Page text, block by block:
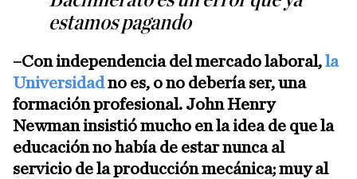
estamos pagando
–Con independencia del mercado laboral,la
Universidadno es, o no debería ser, una
formación profesional. John Henry
Newman insistió mucho en la idea de que la
educación no había de estar nunca al
servicio de la producción mecánica; muy al